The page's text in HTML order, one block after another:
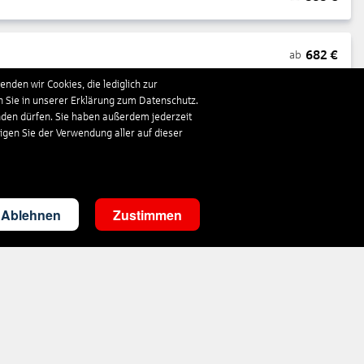
ab 682 €
wir Cookies, die lediglich zur
in unserer Erklärung zum Datenschutz.
dürfen. Sie haben außerdem jederzeit
Sie der Verwendung aller auf dieser
Ablehnen Zustimmen